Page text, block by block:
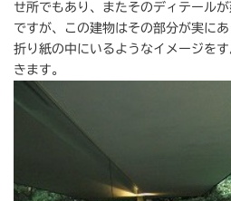
せ所でもあり、またそのディテール
ですが、この建物はその部分が実に
折り紙の中にいるようなイメージを
きます。